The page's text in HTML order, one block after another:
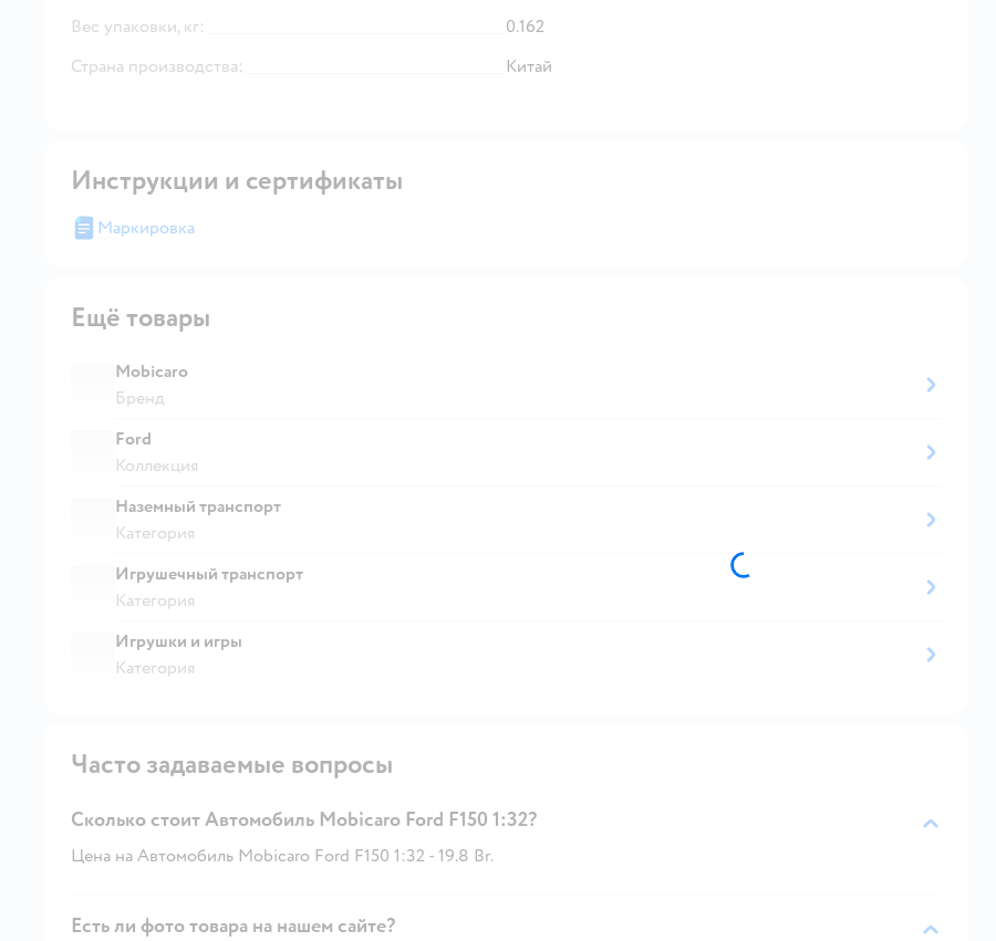
Вес упаковки, кг:
0.162
Страна производства:
Китай
Инструкции и сертификаты
Маркировка
Ещё товары
Mobicaro
Бренд
Ford
Коллекция
Наземный транспорт
Категория
Игрушечный транспорт
Категория
Игрушки и игры
Категория
Часто задаваемые вопросы
Сколько стоит Автомобиль Mobicaro Ford F150 1:32?
Цена на Автомобиль Mobicaro Ford F150 1:32 - 19.8 Br.
Есть ли фото товара на нашем сайте?